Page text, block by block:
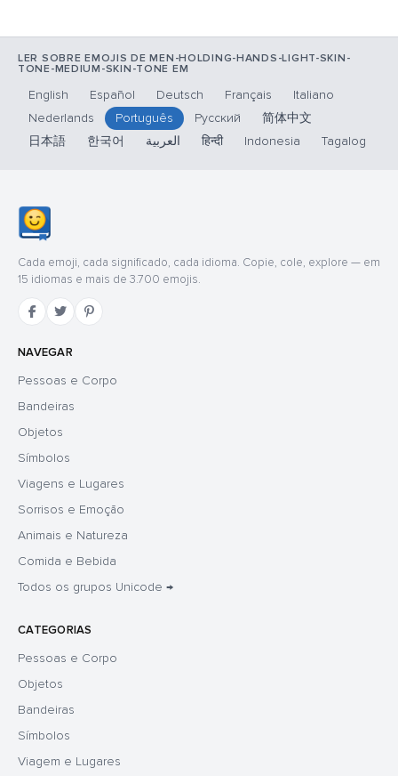
LER SOBRE EMOJIS DE MEN-HOLDING-HANDS-LIGHT-SKIN-
TONE-MEDIUM-SKIN-TONE EM
English Español Deutsch Français
Italiano
Nederlands
Português Русский
简体中文
日本語
한국어 العربية हिन्दी Indonesia Tagalog
Cada emoji, cada significado, cada idioma. Copie, cole, explore — em
15 idiomas e mais de 3.700 emojis.
NAVEGAR
Pessoas e Corpo
Bandeiras
Objetos
Símbolos
Viagens e Lugares
Sorrisos e Emoção
Animais e Natureza
Comida e Bebida
Todos os grupos Unicode →
CATEGORIAS
Pessoas e Corpo
Objetos
Bandeiras
Símbolos
Viagem e Lugares